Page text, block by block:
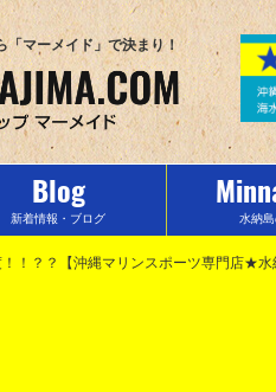
「マーメイド」で決まり！
Blog
新着情報・ブログ 水納
！？？【沖縄マリンスポーツ専門店★水